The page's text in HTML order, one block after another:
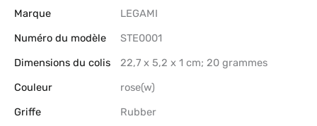
Marque
‎LEGAMI
Numéro du modèle
‎STE0001
Dimensions du colis
‎22,7 x 5,2 x 1 cm; 20 grammes
Couleur
‎rose(w)
Griffe
‎Rubber